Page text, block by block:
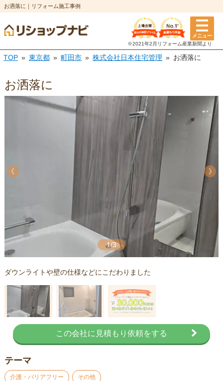
お洒落に｜リフォーム施工事例
メニュー
※2021年2月リフォーム産業新聞より
TOP 東京都 町田市 株式会社日本住宅管理 お洒落に
お洒落に
1/3
《
《
ダウンライトや壁の仕様などにこだわりました
この会社に見積もり依頼をする
テーマ
介護・バリアフリー その他